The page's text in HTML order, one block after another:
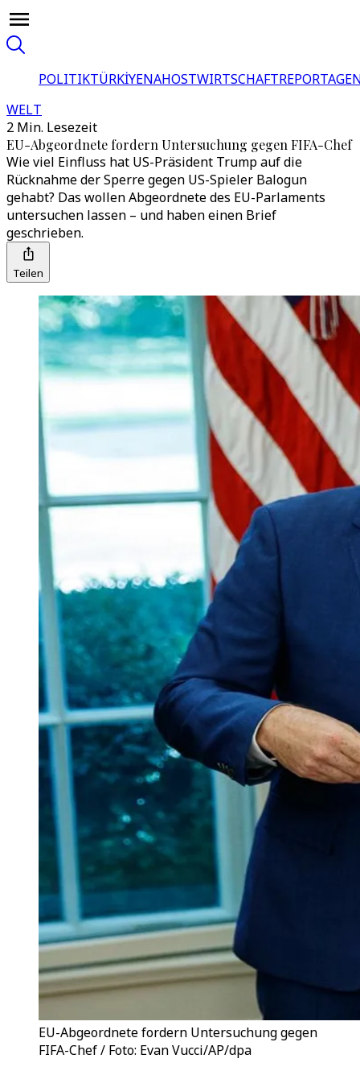
POLITIKTÜRKİYENAHOSTWIRTSCHAFT
WELT
2 Min. Lesezeit
EU-Abgeordnete fordern Untersuchung gegen FIFA-Chef
Wie viel Einfluss hat US-Präsident Trump auf die
Rücknahme der Sperre gegen US-Spieler Balogun
gehabt? Das wollen Abgeordnete des EU-Parlaments
untersuchen lassen – und haben einen Brief
geschrieben.
Teilen
EU-Abgeordnete fordern Untersuchung gegen
FIFA-Chef / Foto: Evan Vucci/AP/dpa